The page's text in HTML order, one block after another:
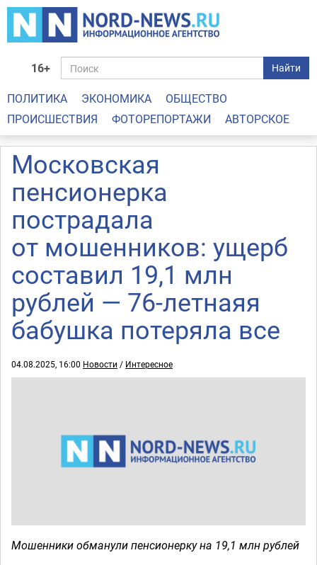
16+ Найти
ПОЛИТИКА ЭКОНОМИКА
ОБЩЕСТВО
ПРОИСШЕСТВИЯ
ФОТОРЕПОРТАЖИ АВТОРСКОЕ
Московская
пенсионерка
пострадала
от мошенников: ущерб
составил 19,1 млн
рублей — 76-летнаяя
бабушка потеряла все
04.08.2025, 16:00 Новости / Интересное
Мошенники обманули пенсионерку на 19,1 млн рублей